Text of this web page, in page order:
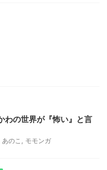
わの世界が『怖い』と言
あのこ モモンガ